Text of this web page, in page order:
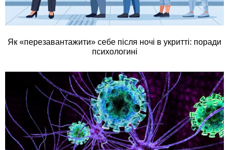
Як «перезавантажити» себе після ночі в укритті: поради
психологині